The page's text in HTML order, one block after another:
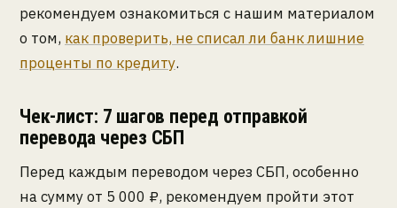
рекомендуем ознакомиться с нашим материалом
о том, как проверить, не списал ли банк лишние
проценты по кредиту.
Чек-лист: 7 шагов перед отправкой
перевода через СБП
Перед каждым переводом через СБП, особенно
на сумму от 5 000 ₽, рекомендуем пройти этот